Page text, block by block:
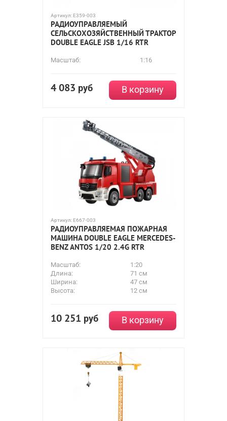
Артикул: E359-003
РАДИОУПРАВЛЯЕМЫЙ
СЕЛЬСКОХОЗЯЙСТВЕННЫЙ ТРАКТОР
DOUBLE EAGLE JSB 1/16 RTR
Масштаб: 1:16
4 083 руб В корзину
Артикул: E667-003
РАДИОУПРАВЛЯЕМАЯ ПОЖАРНАЯ
МАШИНА DOUBLE EAGLE MERCEDES-
BENZ ANTOS 1/20 2.4G RTR
Масштаб:
1:20
Длина:
71 см
Ширина:
47 см
Высота:
12 см
10 251 руб В корзину